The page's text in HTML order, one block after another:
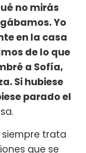
no mirás
Yo
en la casa
de lo que
a Sofía,
Si hubiese
parado el
trata
que se